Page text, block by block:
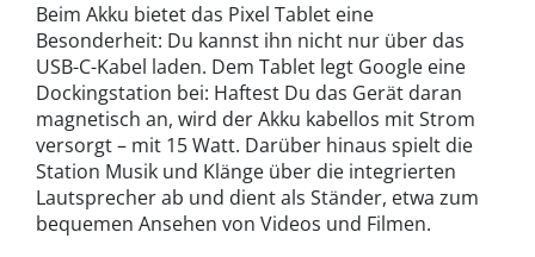
Beim Akku bietet das Pixel Tablet eine
Besonderheit: Du kannst ihn nicht nur über das
USB-C-Kabel laden. Dem Tablet legt Google eine
Dockingstation bei: Haftest Du das Gerät daran
magnetisch an, wird der Akku kabellos mit Strom
versorgt – mit 15 Watt. Darüber hinaus spielt die
Station Musik und Klänge über die integrierten
Lautsprecher ab und dient als Ständer, etwa zum
bequemen Ansehen von Videos und Filmen.